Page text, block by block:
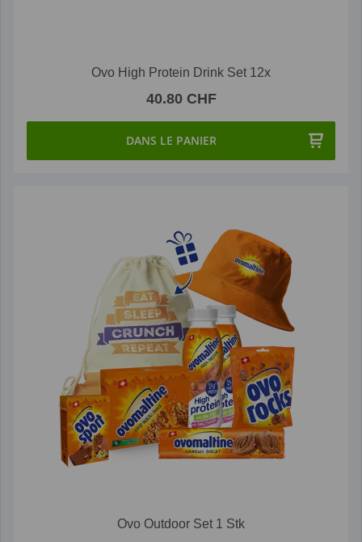
Ovo High Protein Drink Set 12x
40.80 CHF
DANS LE PANIER
Ovo Outdoor Set 1 Stk